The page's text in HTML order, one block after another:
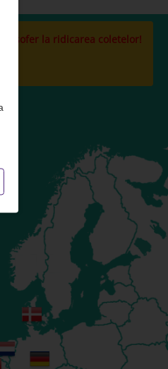
sofer la ridicarea coletelor!